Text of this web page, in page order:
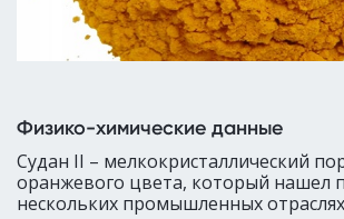
Физико-химические данные
Судан II – мелкокристаллический
оранжевого цвета, который нашел
нескольких промышленных